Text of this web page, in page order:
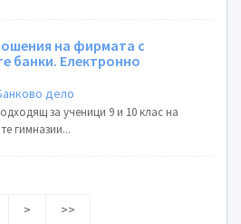
на фирмата с
банки. Електронно
дело
за ученици 9 и 10 клас на
гимназии...
> >>